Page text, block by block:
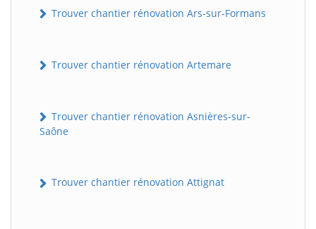
Trouver chantier rénovation Ars-sur-Formans
Trouver chantier rénovation Artemare
Trouver chantier rénovation Asnières-sur-
Saône
Trouver chantier rénovation Attignat